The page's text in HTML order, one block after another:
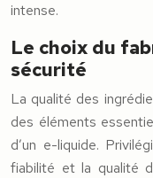
intense.
Le choix du
sécurité
La qualité des
des éléments
d’un e-liquide.
fiabilité et la qualité